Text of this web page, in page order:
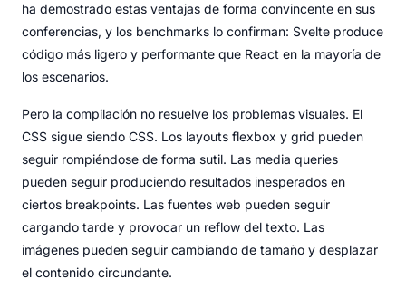
ha demostrado estas ventajas de forma convincente en sus
conferencias, y los benchmarks lo confirman: Svelte produce
código más ligero y performante que React en la mayoría de
los escenarios.
Pero la compilación no resuelve los problemas visuales. El
CSS sigue siendo CSS. Los layouts flexbox y grid pueden
seguir rompiéndose de forma sutil. Las media queries
pueden seguir produciendo resultados inesperados en
ciertos breakpoints. Las fuentes web pueden seguir
cargando tarde y provocar un reflow del texto. Las
imágenes pueden seguir cambiando de tamaño y desplazar
el contenido circundante.